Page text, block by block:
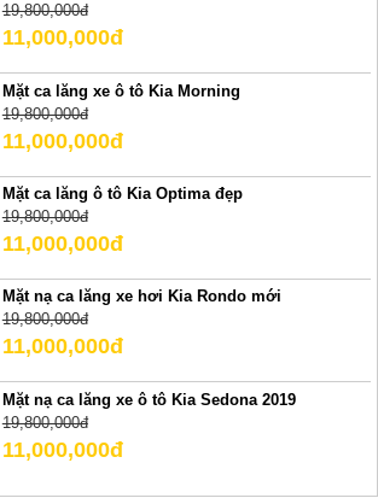
19,800,000đ
11,000,000đ
Mặt ca lăng xe ô tô Kia Morning
19,800,000đ
11,000,000đ
Mặt ca lăng ô tô Kia Optima đẹp
19,800,000đ
11,000,000đ
Mặt nạ ca lăng xe hơi Kia Rondo mới
19,800,000đ
11,000,000đ
Mặt nạ ca lăng xe ô tô Kia Sedona 2019
19,800,000đ
11,000,000đ